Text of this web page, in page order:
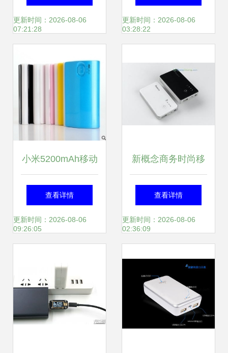
好电子厂的匠心之
更新时间：2026-08-06
07:21:28
更新时间：2026-08-06
03:28:22
小米5200mAh移动
电源 小巧便携，为
快节奏生活续航
查看详情
更新时间：2026-08-06
09:26:05
新概念商务时尚移
动电源 便捷与电量
便携新体验
查看详情
更新时间：2026-08-06
02:36:09